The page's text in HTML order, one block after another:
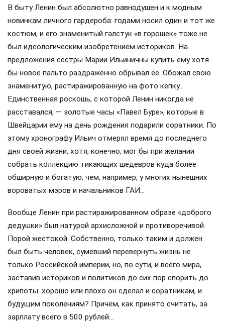
В быту Ленин был абсолютно равнодушен и к модным
новинкам личного гардероба: годами носил один и тот же
костюм, и его знаменитый галстук «в горошек» тоже не
был идеологическим изобретением историков. На
предложения сестры Марии Ильиничны купить ему хотя
бы новое пальто раздражённо обрывал её. Обожал свою
знаменитую, растиражированную на фото кепку…
Единственная роскошь, с которой Ленин никогда не
расставался, — золотые часы «Павел Буре», которые в
Швейцарии ему на день рождения подарили соратники. По
этому хронографу Ильич отмерял время до последнего
дня своей жизни, хотя, конечно, мог бы при желании
собрать коллекцию тикающих шедевров куда более
обширную и богатую, чем, например, у многих нынешних
вороватых мэров и начальников ГАИ…
Вообще Ленин при растиражированном образе «доброго
дедушки» был натурой архисложной и противоречивой.
Порой жестокой. Собственно, только таким и должен
был быть человек, сумевший перевернуть жизнь не
только Российской империи, но, по сути, и всего мира,
заставив историков и политиков до сих пор спорить до
хрипоты: хорошо или плохо он сделал и соратникам, и
будущим поколениям? Причём, как принято считать, за
зарплату всего в 500 рублей…